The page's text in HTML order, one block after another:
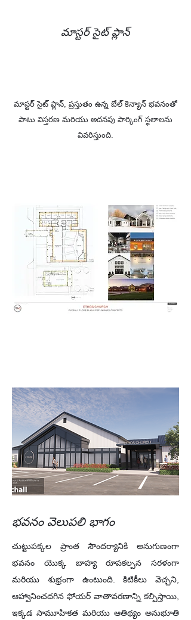
మాస్టర్ సైట్ ప్లాన్
మాస్టర్ సైట్ ప్లాన్, ప్రస్తుతం ఉన్న బేల్ కెన్యాన్ భవనంతో
పాటు విస్తరణ మరియు అదనపు పార్కింగ్ స్థలాలను
వివరిస్తుంది.
భవనం వెలుపలి భాగం
చుట్టుపక్కల ప్రాంత సౌందర్యానికి అనుగుణంగా
భవనం యొక్క బాహ్య రూపకల్పన సరళంగా
మరియు శుభ్రంగా ఉంటుంది. కిటికీలు వెచ్చని,
ఆహ్వానించదగిన ఫోయర్ వాతావరణాన్ని కల్పిస్తాయి,
ఇక్కడ సామూహికత మరియు ఆతిథ్యం అనుభూతి